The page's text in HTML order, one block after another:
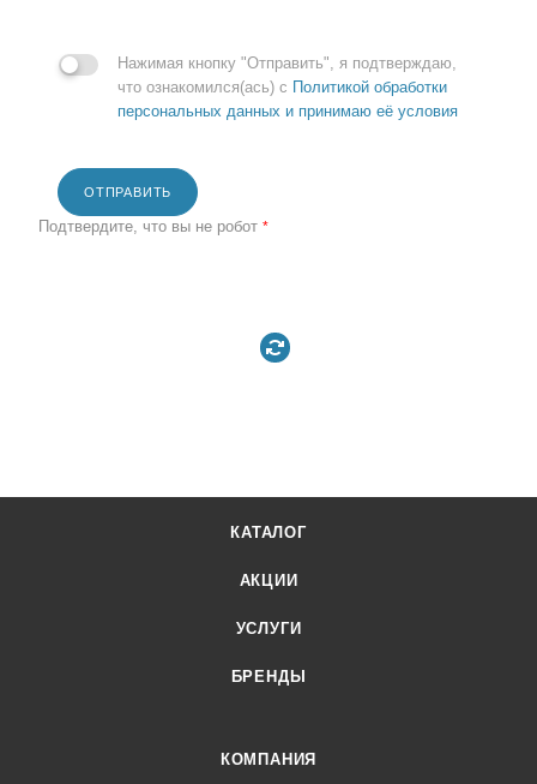
Нажимая кнопку "Отправить", я подтверждаю,
что ознакомился(ась) с Политикой обработки
персональных данных и принимаю её условия
ОТПРАВИТЬ
Подтвердите, что вы не робот *
КАТАЛОГ
АКЦИИ
УСЛУГИ
БРЕНДЫ
КОМПАНИЯ